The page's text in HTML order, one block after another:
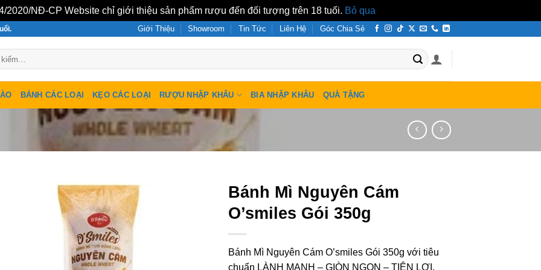
2020/NĐ-CP Website chỉ giới thiệu sản phẩm rượu đến đối tượng trên 18 tuổi. Bỏ qua
Giới Thiệu Showroom Tin Tức Liên Hệ Góc Chia Sẻ
BÁNH CÁC LOẠI KẸO CÁC LOẠI RƯỢU NHẬP KHẨU BIA NHẬP KHẨU QUÀ TẶNG
Bánh Mì Nguyên Cám
O’smiles Gói 350g
Bánh Mì Nguyên Cám O’smiles Gói 350g với tiêu
chuẩn LÀNH MẠNH – GIÒN NGON – TIỆN LỢI.